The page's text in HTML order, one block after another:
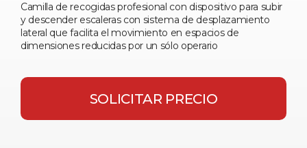
Camilla de recogidas profesional con dispositivo para subir
y descender escaleras con sistema de desplazamiento
lateral que facilita el movimiento en espacios de
dimensiones reducidas por un sólo operario
SOLICITAR PRECIO